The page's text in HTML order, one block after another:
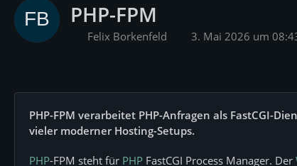
PHP-FPM
Felix Borkenfeld 3. Mai 2026 um
PHP-FPM verarbeitet PHP-Anfragen als FastCGI-
vieler moderner Hosting-Setups.
PHP-FPM steht für PHP FastCGI Process Manager. Der